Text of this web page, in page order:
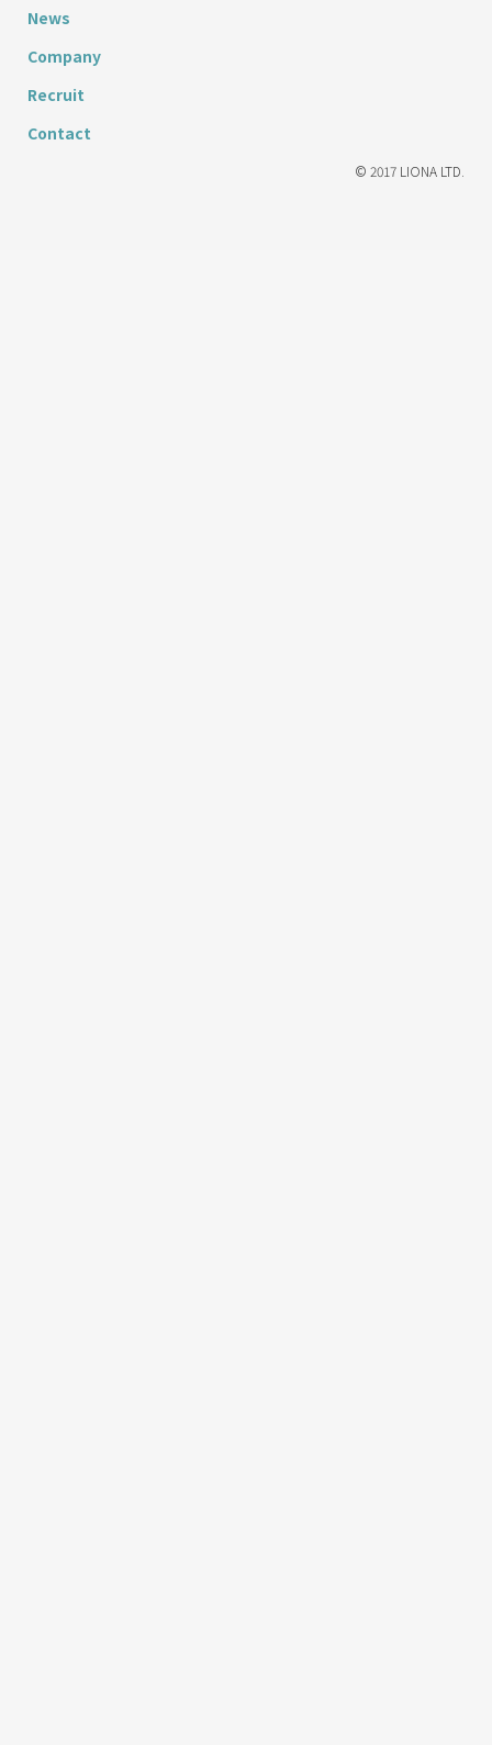
News
Company
Recruit
Contact
© 2017 LIONA LTD.